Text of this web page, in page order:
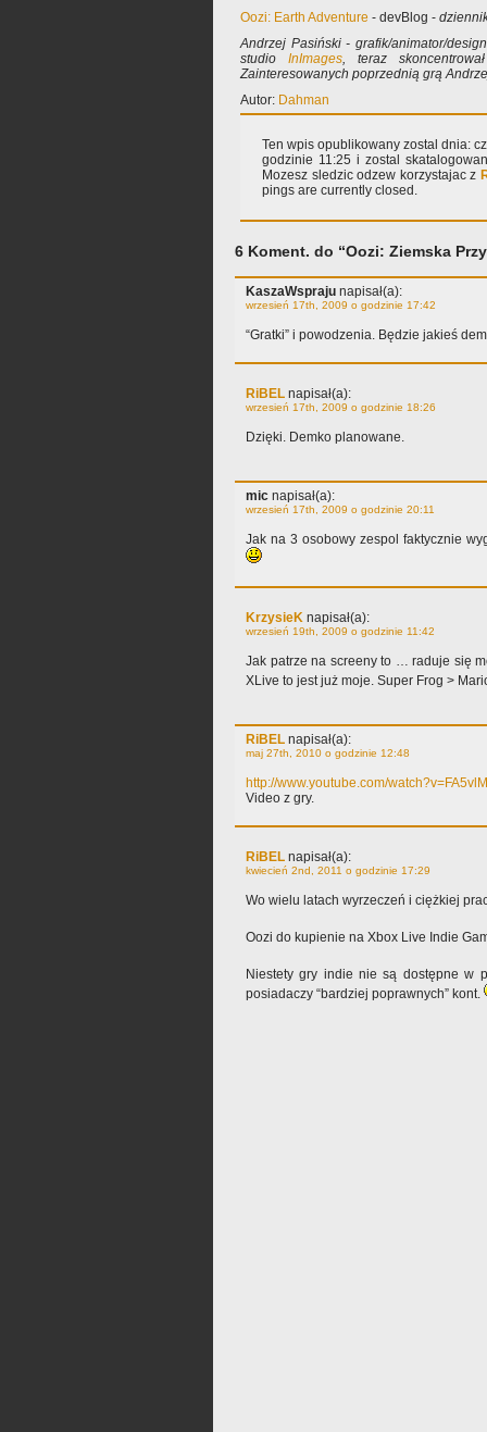
Oozi: Earth Adventure - devBlog -
Andrzej Pasiński - grafik/animator/
studio InImages , teraz
Zainteresowanych poprzednią grą
Autor: Dahman
Ten wpis opublikowany zostal dnia:
godzinie 11:25 i zostal
Mozesz sledzic odzew korzystajac z
pings are currently closed.
6 Koment. do “Oozi: Ziemska
KaszaWspraju napisał(a):
wrzesień 17th, 2009 o godzinie 17:42
“Gratki” i powodzenia. Będzie jakieś
RiBEL napisał(a):
wrzesień 17th, 2009 o godzinie 18:26
Dzięki. Demko planowane.
mic napisał(a):
wrzesień 17th, 2009 o godzinie 20:11
Jak na 3 osobowy zespol faktycznie
KrzysieK napisał(a):
wrzesień 19th, 2009 o godzinie 11:42
Jak patrze na screeny to … raduje się
XLive to jest już moje. Super Frog >
RiBEL napisał(a):
maj 27th, 2010 o godzinie 12:48
http://www.youtube.com/
Video z gry.
RiBEL napisał(a):
kwiecień 2nd, 2011 o godzinie 17:29
Wo wielu latach wyrzeczeń i ciężkiej
Oozi do kupienie na Xbox Live Indie
Niestety gry indie nie są dostępne w
posiadaczy “bardziej poprawnych” kont.